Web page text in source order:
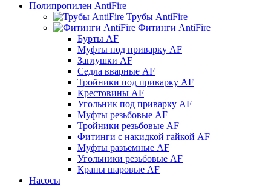
Полипропилен AntiFire
Трубы AntiFire
Фитинги AntiFire
Бурты AF
Муфты под приварку AF
Заглушки AF
Седла вварные AF
Тройники под приварку AF
Крестовины AF
Угольник под приварку AF
Муфты резьбовые AF
Тройники резьбовые AF
Фитинги с накидкой гайкой AF
Муфты разъемные AF
Угольники резьбовые AF
Краны шаровые AF
Насосы